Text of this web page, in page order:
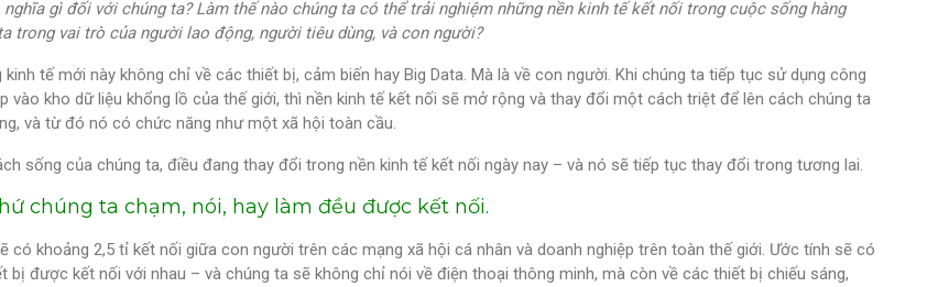
nghĩa gì đối với chúng ta? Làm thế nào chúng ta có thể trải nghiệm những nền kinh tế kết nối trong cuộc sống hàng
trong vai trò của người lao động, người tiêu dùng, và con người?
tế mới này không chỉ về các thiết bị, cảm biến hay Big Data. Mà là về con người. Khi chúng ta tiếp tục sử dụng công
vào kho dữ liệu khổng lồ của thế giới, thì nền kinh tế kết nối sẽ mở rộng và thay đổi một cách triệt để lên cách chúng ta
và từ đó nó có chức năng như một xã hội toàn cầu.
sống của chúng ta, điều đang thay đổi trong nền kinh tế kết nối ngày nay – và nó sẽ tiếp tục thay đổi trong tương lai.
chúng ta chạm, nói, hay làm đều được kết nối.
có khoảng 2,5 tỉ kết nối giữa con người trên các mạng xã hội cá nhân và doanh nghiệp trên toàn thế giới. Ước tính sẽ có
bị được kết nối với nhau – và chúng ta sẽ không chỉ nói về điện thoại thông minh, mà còn về các thiết bị chiếu sáng,